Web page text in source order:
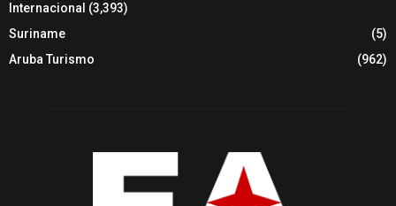
Internacional (3,393)
Suriname
(5)
Aruba Turismo
(962)